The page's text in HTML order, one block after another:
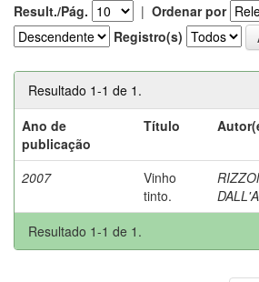
Result./Pág. | Ordenar por
Registro(s)
Resultado 1-1 de 1.
Ano de
publicação
Título
2007
Vinho
tinto.
Resultado 1-1 de 1.